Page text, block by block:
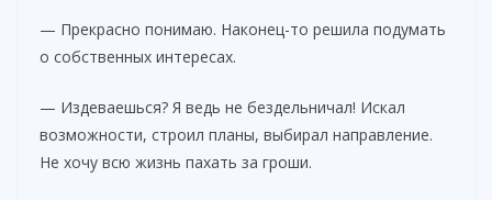
d
e
o
— Прекрасно понимаю. Наконец-то решила подумать
о собственных интересах.
— Издеваешься? Я ведь не бездельничал! Искал
возможности, строил планы, выбирал направление.
Не хочу всю жизнь пахать за гроши.